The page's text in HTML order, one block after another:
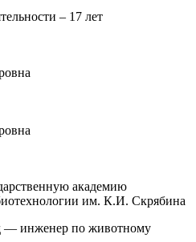
– 17 лет
академию
им. К.И. Скрябина
— инженер по животному